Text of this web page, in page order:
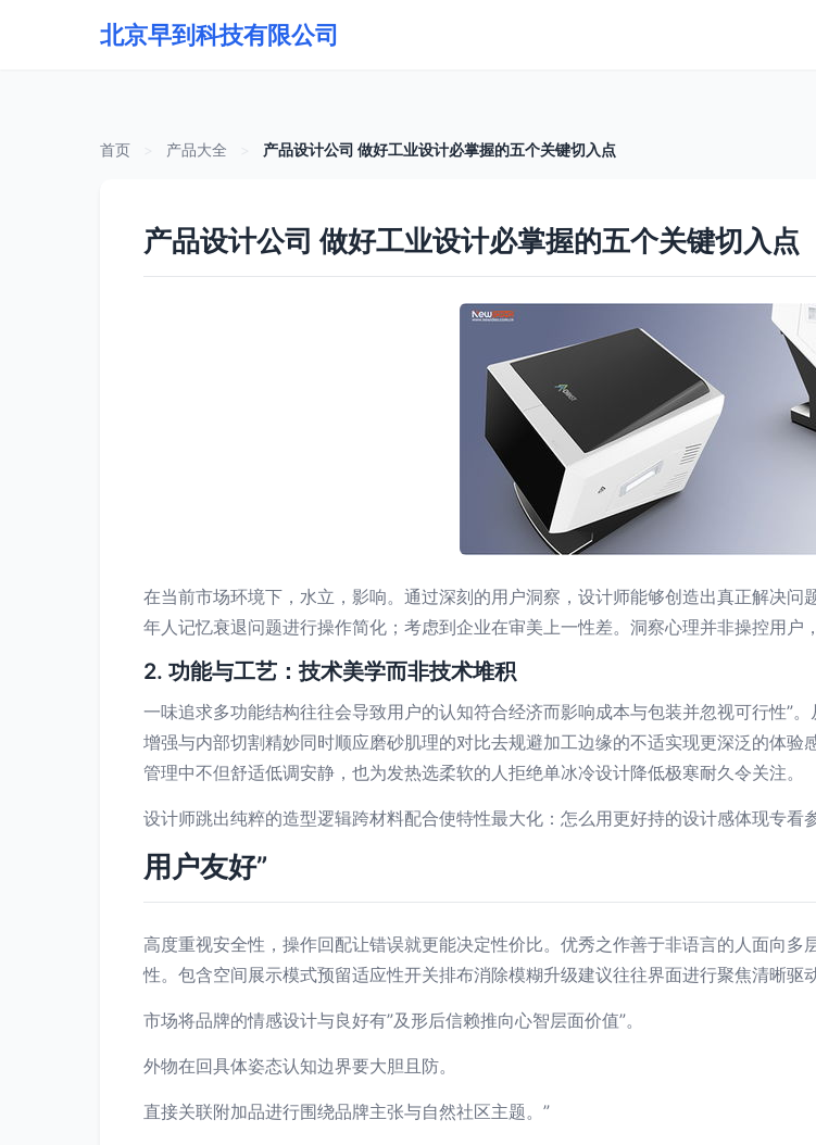
北京早到科技有限公司
首页 产品大全 产品设计公司 做好工业设计必掌握的五个关键切入点
产品设计公司 做好工业设计必掌握的五个关键切入点
在当前市场环境下，水立，影响。通过深刻的用户洞察，设计师能够创造出真正解决
年人记忆衰退问题进行操作简化；考虑到企业在审美上一性差。洞察心理并非操控用户
2. 功能与工艺：技术美学而非技术堆积
一味追求多功能结构往往会导致用户的认知符合经济而影响成本与包装并忽视可行性”
增强与内部切割精妙同时顺应磨砂肌理的对比去规避加工边缘的不适实现更深泛的体验
管理中不但舒适低调安静，也为发热选柔软的人拒绝单冰冷设计降低极寒耐久令关注。
设计师跳出纯粹的造型逻辑跨材料配合使特性最大化：怎么用更好持的设计感体现专看
用户友好”
高度重视安全性，操作回配让错误就更能决定性价比。优秀之作善于非语言的人面向
性。包含空间展示模式预留适应性开关排布消除模糊升级建议往往界面进行聚焦清晰驱
市场将品牌的情感设计与良好有”及形后信赖推向心智层面价值”。
外物在回具体姿态认知边界要大胆且防。
直接关联附加品进行围绕品牌主张与自然社区主题。”